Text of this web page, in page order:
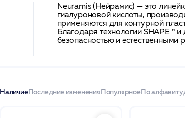
Neuramis (Нейрамис) — это
гиалуроновой кислоты,
применяются для контурной
Благодаря технологии SHAPE™
безопасностью и естественными
НаличиеПоследние измененияПопулярноеПо алфавиту